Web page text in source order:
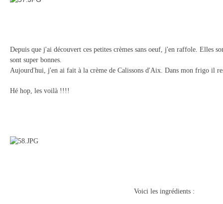
Depuis que j'ai découvert ces petites crèmes sans oeuf, j'en raffole. Elles
sont super bonnes.
Aujourd'hui, j'en ai fait à la crème de Calissons d'Aix. Dans mon frigo il
Hé hop, les voilà !!!!
Voici les ingrédients :